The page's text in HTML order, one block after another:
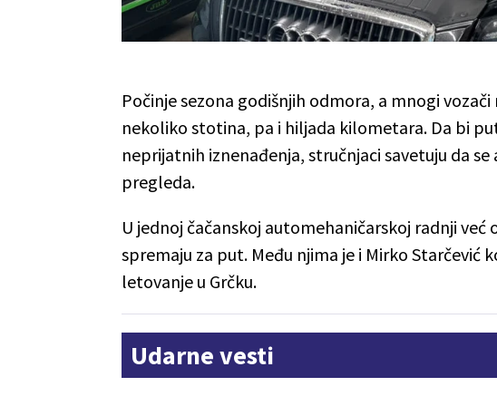
Počinje sezona godišnjih odmora, a mnogi
nekoliko stotina, pa i hiljada kilometara. Da bi
neprijatnih iznenađenja, stručnjaci savetuju da
pregleda.
U jednoj čačanskoj automehaničarskoj radnji već
spremaju za put. Među njima je i Mirko Starčević
letovanje u Grčku.
Udarne vesti